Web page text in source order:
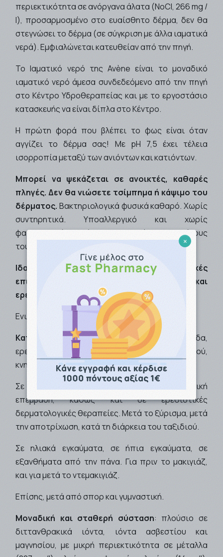
περιεκτικότητα σε ανόργανα άλατα (NoCl, 266 mg /
l), προσαρμοσμένο στο ευαίσθητο δέρμα, δεν θα
στεγνώσει το δέρμα (σε σύγκριση με άλλα ιαματικά
νερά). Εμφιαλώνεται κατευθείαν από την πηγή.
Το Ιαματικό νερό της Avène είναι το μοναδικό
ιαματικό νερό άμεσα συνδεδεόμενο από την πηγή
στο Κέντρο Υδροθεραπείας και με το εργοστάσιο
κατασκευής να είναι δίπλα στο Κέντρο.
Η πρώτη φορά που βλέπει το φως είναι όταν
αγγίζει το δέρμα σας! Με pH 7,5 έχει τέλεια
ισορροπία μεταξύ των ανιόντων και κατιόντων.
Μπορεί να ψεκάζεται σε ανοικτές, καθαρές
πληγές. Δεν θα νιώσετε τσίμπημα ή κάψιμο του
δέρματος. Βακτηριολογικά φυσικά καθαρό. Χωρίς
συντηρητικά. Υποαλλεργικό και χωρίς
φαγεσωρογόνα. Τύπος επιδερμίδας: Για όλους
τους τύπους επιδερμίδας.
Ιδανικό για ευαίσθητες και αλλεργικές
επιδερμίδες. Ανακουφίζει από κοκκινίλες και
ερεθισμούς
Ενισχύει τη φυσική άμυνα της επιδερμίδας.
Kατάλληλο για:Έκζεμα, ατοπική δερματίτιδα,
ερεθισμένο δέρμα. Σε αίσθημα καύσου, νυγμού,
κνησμού ή μυρμήγκιασμα.
Σε κοκκινίλες προσώπου, μετά από χειρουργική
επέμβαση, καθώς και σε ερεθιστικές
δερματολογικές θεραπείες. Μετά το ξύρισμα, μετά
την αποτρίχωση, κατά τη διάρκεια του ταξιδιού.
Σε ηλιακά εγκαύματα, σε ήπια εγκαύματα, σε
εξανθήματα από την πάνα. Για πριν το μακιγιάζ,
και για μετά το ντεμακιγιάζ.
Επίσης, μετά από σπορ και γυμναστική.
Μοναδική και σταθερή σύσταση: πλούσιο σε
διττανθρακικά ιόντα, ιόντα ασβεστίου και
μαγνησίου, με μικρή περιεκτικότητα σε μέταλλα
×